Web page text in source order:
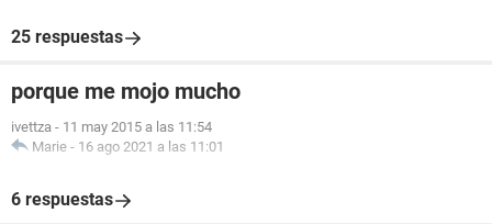
25 respuestas
porque me mojo mucho
ivettza - 11 may 2015 a las 11:54
Marie - 16 ago 2021 a las 11:01
6 respuestas